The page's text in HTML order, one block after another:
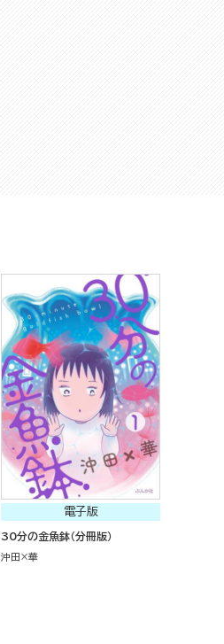
電子版
30分の金魚鉢（分冊版）
沖田×華